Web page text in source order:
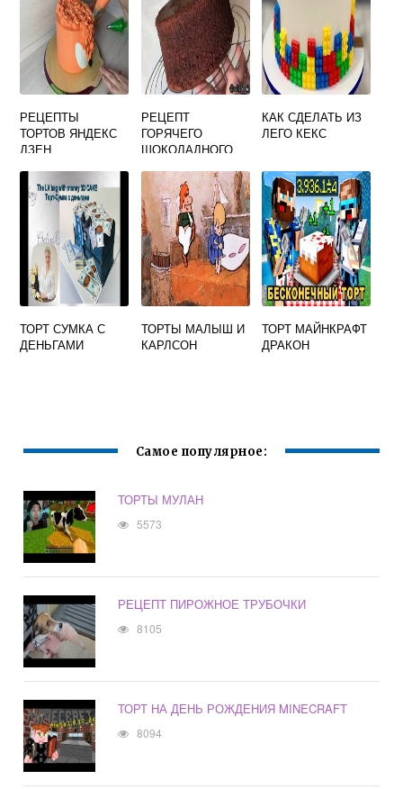
РЕЦЕПТЫ
ТОРТОВ ЯНДЕКС
ДЗЕН
РЕЦЕПТ
ГОРЯЧЕГО
ШОКОЛАДНОГО
КАК СДЕЛАТЬ ИЗ
ЛЕГО КЕКС
ТОРТ СУМКА С
ДЕНЬГАМИ
ТОРТЫ МАЛЫШ И
КАРЛСОН
ТОРТ МАЙНКРАФТ
ДРАКОН
Самое популярное:
ТОРТЫ МУЛАН
5573
РЕЦЕПТ ПИРОЖНОЕ ТРУБОЧКИ
8105
ТОРТ НА ДЕНЬ РОЖДЕНИЯ MINECRAFT
8094